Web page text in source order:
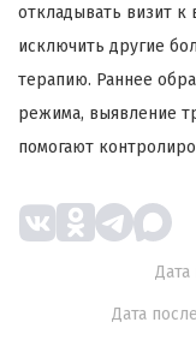
откладывать визит к
исключить другие
терапию. Раннее
режима, выявление
помогают
Дата
Дата